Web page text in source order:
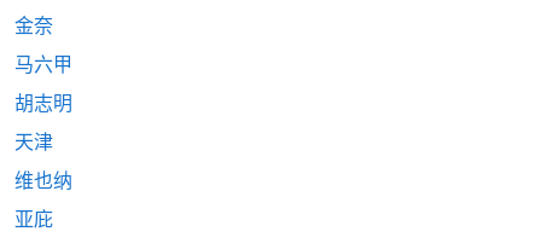
金奈
马六甲
胡志明
天津
维也纳
亚庇